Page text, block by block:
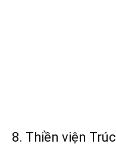
8. Thiền viện